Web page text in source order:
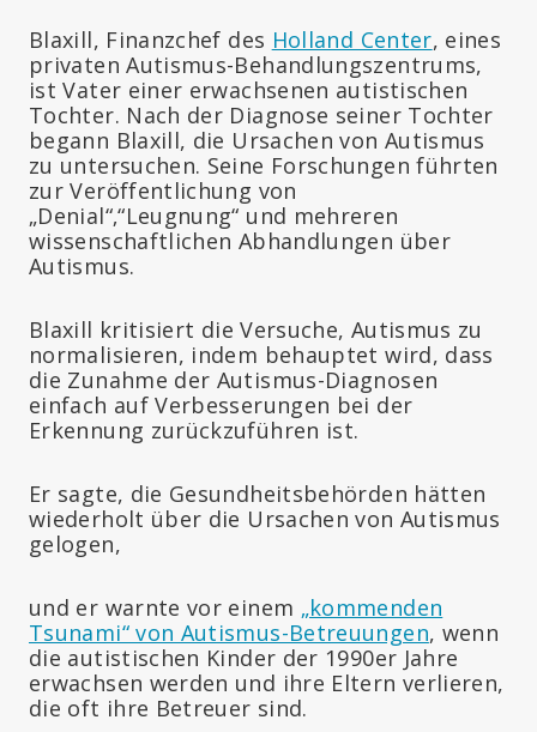
Blaxill, Finanzchef des Holland Center, eines
privaten Autismus-Behandlungszentrums,
ist Vater einer erwachsenen autistischen
Tochter. Nach der Diagnose seiner Tochter
begann Blaxill, die Ursachen von Autismus
zu untersuchen. Seine Forschungen führten
zur Veröffentlichung von
„Denial“‚“Leugnung“ und mehreren
wissenschaftlichen Abhandlungen über
Autismus.
Blaxill kritisiert die Versuche, Autismus zu
normalisieren, indem behauptet wird, dass
die Zunahme der Autismus-Diagnosen
einfach auf Verbesserungen bei der
Erkennung zurückzuführen ist.
Er sagte, die Gesundheitsbehörden hätten
wiederholt über die Ursachen von Autismus
gelogen,
und er warnte vor einem „kommenden
Tsunami“ von Autismus-Betreuungen, wenn
die autistischen Kinder der 1990er Jahre
erwachsen werden und ihre Eltern verlieren,
die oft ihre Betreuer sind.